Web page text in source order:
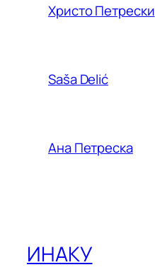
Христо Петрески
Saša Delić
Ана Петреска
ИНАКУ